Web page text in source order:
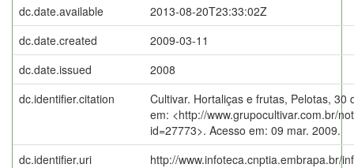
dc.date.available
2013-08-20T23:33:02Z
dc.date.created
2009-03-11
dc.date.issued
2008
dc.identifier.citation
Cultivar. Hortaliças e frutas, Pelotas, 30
em: <http://www.grupocultivar.com.br/
id=27773>. Acesso em: 09 mar. 2009.
dc.identifier.uri
http://www.infoteca.cnptia.embrapa.br/